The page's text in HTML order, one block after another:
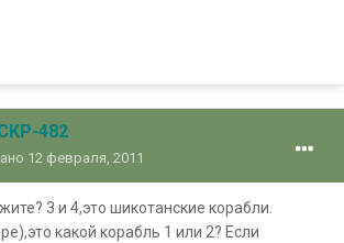
482
12 февраля, 2011
3 и 4,это шикотанские корабли.
какой корабль 1 или 2? Если